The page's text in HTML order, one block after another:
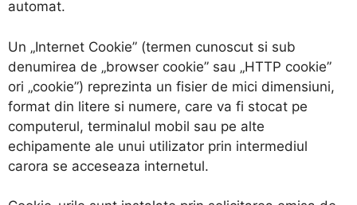
automat.
Un „Internet Cookie” (termen cunoscut si sub
denumirea de „browser cookie” sau „HTTP cookie”
ori „cookie”) reprezinta un fisier de mici dimensiuni,
format din litere si numere, care va fi stocat pe
computerul, terminalul mobil sau pe alte
echipamente ale unui utilizator prin intermediul
carora se acceseaza internetul.